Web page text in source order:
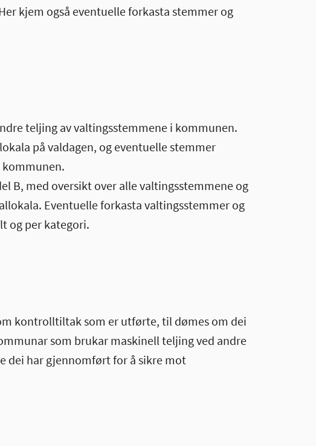
kjem også eventuelle forkasta stemmer og
teljing av valtingsstemmene i kommunen.
på valdagen, og eventuelle stemmer
B, med oversikt over alle valtingsstemmene og
Eventuelle forkasta valtingsstemmer og
og per kategori.
kontrolltiltak som er utførte, til dømes om dei
som brukar maskinell teljing ved andre
dei har gjennomført for å sikre mot